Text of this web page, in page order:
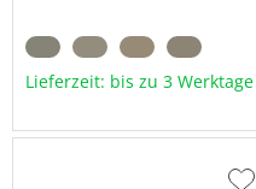
Lieferzeit: bis zu 3 Werktage